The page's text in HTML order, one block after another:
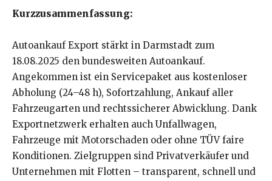
Kurzzusammenfassung:
Autoankauf Export stärkt in Darmstadt zum
18.08.2025 den bundesweiten Autoankauf.
Angekommen ist ein Servicepaket aus kostenloser
Abholung (24–48 h), Sofortzahlung, Ankauf aller
Fahrzeugarten und rechtssicherer Abwicklung. Dank
Exportnetzwerk erhalten auch Unfallwagen,
Fahrzeuge mit Motorschaden oder ohne TÜV faire
Konditionen. Zielgruppen sind Privatverkäufer und
Unternehmen mit Flotten – transparent, schnell und